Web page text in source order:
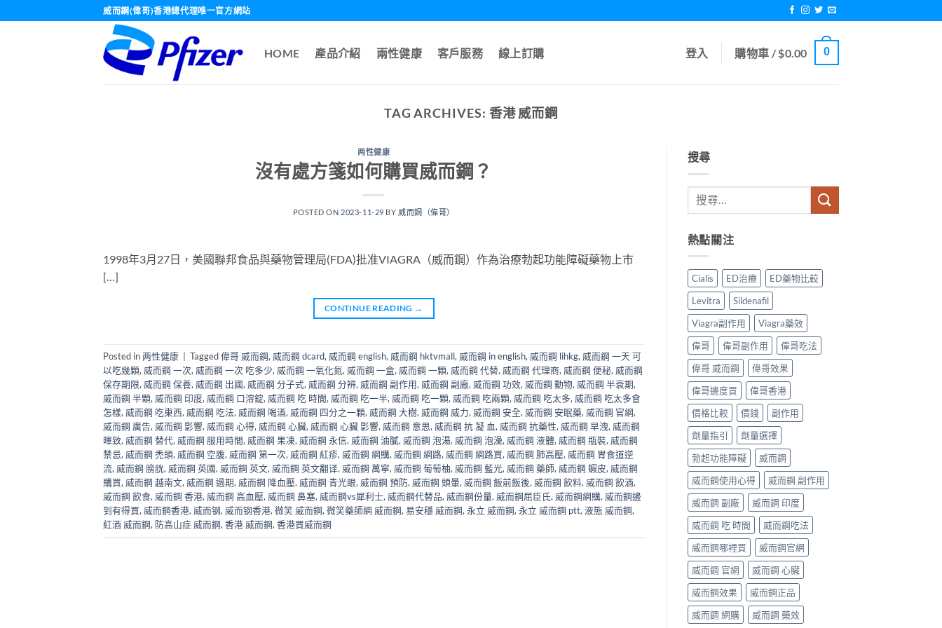
to
威而鋼(偉哥)香港總代理唯一官方網站
HOME 產品介紹 兩性健康 客戶服務 線上訂購 登入 購物車 /$0.00 0
TAG ARCHIVES: 香港 威而鋼
两性健康
沒有處方箋如何購買威而鋼？
POSTED ON 2023-11-29 BY 威而鋼（偉哥）
1998年3月27日，美國聯邦食品與藥物管理局(FDA)批准VIAGRA（威而鋼）作為治療勃起功能障礙藥物上市
[…]
CONTINUE READING →
Posted in两性健康 Tagged偉哥 威而鋼, 威而鋼 dcard, 威而鋼 english, 威而鋼 hktvmall, 威而鋼 in english, 威而鋼 lihkg, 威而鋼 一天 可
以吃幾顆, 威而鋼 一次, 威而鋼 一次 吃多少, 威而鋼 一氧化氮, 威而鋼 一盒, 威而鋼 一顆, 威而鋼 代替, 威而鋼 代理商, 威而鋼 便秘, 威而鋼
保存期限, 威而鋼 保養, 威而鋼 出國, 威而鋼 分子式, 威而鋼 分辨, 威而鋼 副作用, 威而鋼 副廠, 威而鋼 功效, 威而鋼 動物, 威而鋼 半衰期,
威而鋼 半顆, 威而鋼 印度, 威而鋼 口溶錠, 威而鋼 吃 時間, 威而鋼 吃一半, 威而鋼 吃一顆, 威而鋼 吃兩顆, 威而鋼 吃太多, 威而鋼 吃太多會
怎樣, 威而鋼 吃東西, 威而鋼 吃法, 威而鋼 喝酒, 威而鋼 四分之一顆, 威而鋼 大樹, 威而鋼 威力, 威而鋼 安全, 威而鋼 安眠藥, 威而鋼 官網,
威而鋼 廣告, 威而鋼 影響, 威而鋼 心得, 威而鋼 心臟, 威而鋼 心臟 影響, 威而鋼 意思, 威而鋼 抗 凝 血, 威而鋼 抗藥性, 威而鋼 早洩, 威而鋼
暉致, 威而鋼 替代, 威而鋼 服用時間, 威而鋼 果凍, 威而鋼 永信, 威而鋼 油膩, 威而鋼 泡湯, 威而鋼 泡澡, 威而鋼 液體, 威而鋼 瓶裝, 威而鋼
禁忌, 威而鋼 禿頭, 威而鋼 空腹, 威而鋼 第一次, 威而鋼 紅疹, 威而鋼 網購, 威而鋼 網路, 威而鋼 網路買, 威而鋼 肺高壓, 威而鋼 胃食道逆
流, 威而鋼 膀胱, 威而鋼 英國, 威而鋼 英文, 威而鋼 英文翻译, 威而鋼 萬寧, 威而鋼 葡萄柚, 威而鋼 藍光, 威而鋼 藥師, 威而鋼 蝦皮, 威而鋼
購買, 威而鋼 越南文, 威而鋼 過期, 威而鋼 降血壓, 威而鋼 青光眼, 威而鋼 預防, 威而鋼 頭暈, 威而鋼 飯前飯後, 威而鋼 飲料, 威而鋼 飲酒,
威而鋼 飲食, 威而鋼 香港, 威而鋼 高血壓, 威而鋼 鼻塞, 威而鋼vs犀利士, 威而鋼代替品, 威而鋼份量, 威而鋼屈臣氏, 威而鋼網購, 威而鋼邊
到有得買, 威而鋼香港, 威而钢, 威而钢香港, 微笑 威而鋼, 微笑藥師網 威而鋼, 易安穩 威而鋼, 永立 威而鋼, 永立 威而鋼 ptt, 液態 威而鋼,
紅酒 威而鋼, 防高山症 威而鋼, 香港 威而鋼, 香港買威而鋼
搜尋
熱點關注
Cialis ED治療
ED藥物比較
Levitra
Sildenafil
Viagra副作用
Viagra藥效
偉哥
偉哥副作用
偉哥吃法
偉哥 威而鋼
偉哥效果
偉哥邊度買
偉哥香港
價格比較
價錢
副作用
劑量指引
劑量選擇
勃起功能障礙
威而鋼
威而鋼使用心得
威而鋼 副作用
威而鋼 副廠
威而鋼 印度
威而鋼 吃 時間
威而鋼吃法
威而鋼哪裡買
威而鋼官網
威而鋼 官網
威而鋼 心臟
威而鋼效果
威而鋼正品
威而鋼 網購
威而鋼 藥效